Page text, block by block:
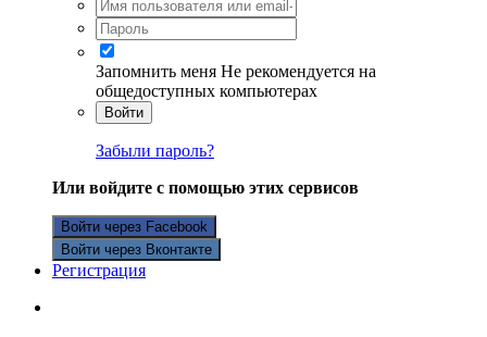
Запомнить меня Не рекомендуется на
общедоступных компьютерах
Войти
Забыли пароль?
Или войдите с помощью этих сервисов
Войти через Facebook
Войти через Вконтакте
Регистрация